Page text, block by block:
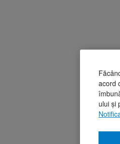
acord
ului și